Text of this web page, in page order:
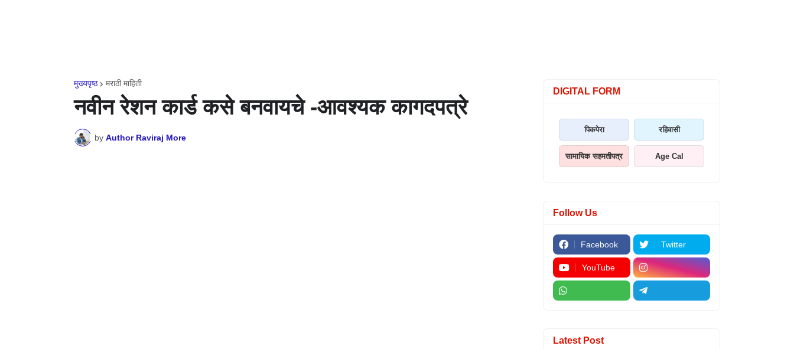
मुख्यपृष्ठ मराठी माहिती
नवीन रेशन कार्ड कसे बनवायचे -आवश्यक कागदपत्रे
by Author Raviraj More
DIGITAL FORM
पिकपेरा रहिवासी
सामायिक सहमतीपत्र Age Cal
Follow Us
Facebook Twitter
YouTube
Latest Post